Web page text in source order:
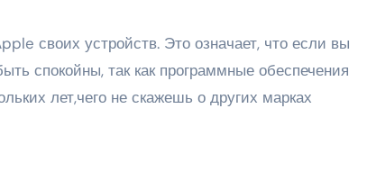
своих устройств. Это означает, что если вы
спокойны, так как программные обеспечения
лет,чего не скажешь о других марках